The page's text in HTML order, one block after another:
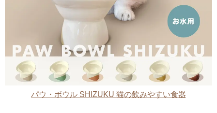
パウ・ボウル SHIZUKU 猫の飲みやすい食器